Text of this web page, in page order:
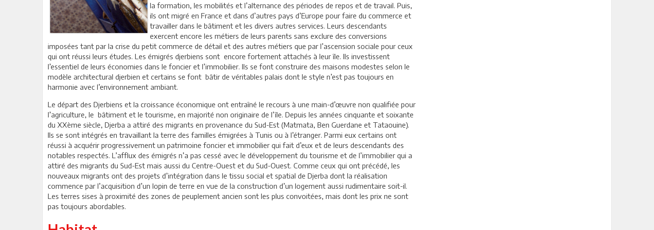
la formation, les mobilités et l’alternance des périodes de repos et de travail. Puis,
ils ont migré en France et dans d’autres pays d’Europe pour faire du commerce et
travailler dans le bâtiment et les divers autres services. Leurs descendants
exercent encore les métiers de leurs parents sans exclure des conversions
imposées tant par la crise du petit commerce de détail et des autres métiers que par l’ascension sociale pour ceux
qui ont réussi leurs études. Les émigrés djerbiens sont encore fortement attachés à leur île. Ils investissent
l’essentiel de leurs économies dans le foncier et l’immobilier. Ils se font construire des maisons modestes selon le
modèle architectural djerbien et certains se font bâtir de véritables palais dont le style n’est pas toujours en
harmonie avec l’environnement ambiant.
Le départ des Djerbiens et la croissance économique ont entraîné le recours à une main-d’œuvre non qualifiée pour
l’agriculture, le bâtiment et le tourisme, en majorité non originaire de l’île. Depuis les années cinquante et soixante
du XXème siècle, Djerba a attiré des migrants en provenance du Sud-Est (Matmata, Ben Guerdane et Tataouine).
Ils se sont intégrés en travaillant la terre des familles émigrées à Tunis ou à l’étranger. Parmi eux certains ont
réussi à acquérir progressivement un patrimoine foncier et immobilier qui fait d’eux et de leurs descendants des
notables respectés. L’afflux des émigrés n’a pas cessé avec le développement du tourisme et de l’immobilier qui a
attiré des migrants du Sud-Est mais aussi du Centre-Ouest et du Sud-Ouest. Comme ceux qui ont précédé, les
nouveaux migrants ont des projets d’intégration dans le tissu social et spatial de Djerba dont la réalisation
commence par l’acquisition d’un lopin de terre en vue de la construction d’un logement aussi rudimentaire soit-il.
Les terres sises à proximité des zones de peuplement ancien sont les plus convoitées, mais dont les prix ne sont
pas toujours abordables.